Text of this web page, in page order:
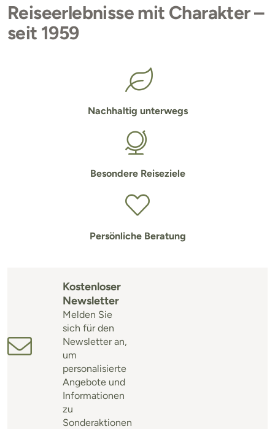
Reiseerlebnisse mit Charakter –
seit 1959
Nachhaltig unterwegs
Besondere Reiseziele
Persönliche Beratung
Kostenloser
Newsletter
Melden Sie
sich für den
Newsletter an,
um
personalisierte
Angebote und
Informationen
zu
Sonderaktionen